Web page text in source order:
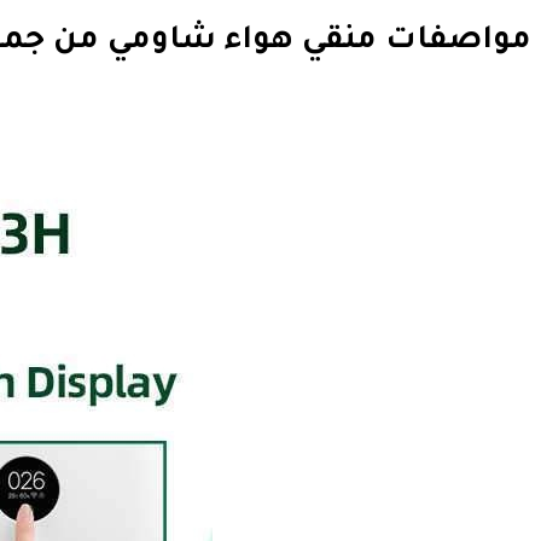
مواصفات منقي هواء شاومي من